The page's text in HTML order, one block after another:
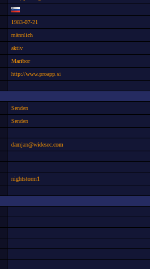
1983-07-21
männlich
aktiv
Maribor
http://www.proapp.si
Senden
Senden
damjan@widesec.com
nightstorm1